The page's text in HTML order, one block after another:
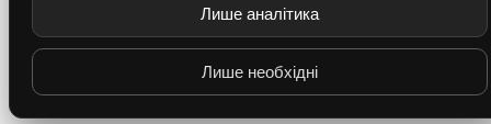
Лише аналітика
Лише необхідні